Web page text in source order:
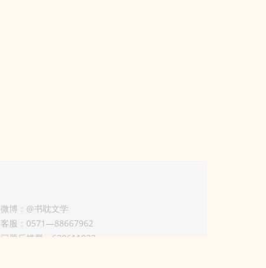
微博：@书耽文学
客服：0571—88667962
问题反馈群：630611933